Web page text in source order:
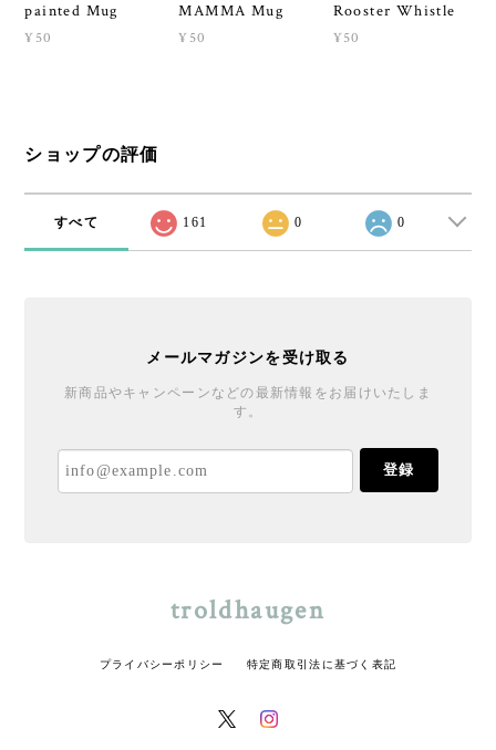
painted Mug
¥50
MAMMA Mug
¥50
Rooster Whistle
¥50
ショップの評価
すべて 161 0 0
メールマガジンを受け取る
新商品やキャンペーンなどの最新情報をお届けいたしま
す。
登録
troldhaugen
プライバシーポリシー 特定商取引法に基づく表記